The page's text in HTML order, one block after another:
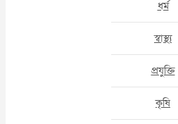
ধর্ম
স্বাস্থ্য
প্রযুক্তি
কৃষি